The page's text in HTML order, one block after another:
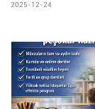
2025-12-24